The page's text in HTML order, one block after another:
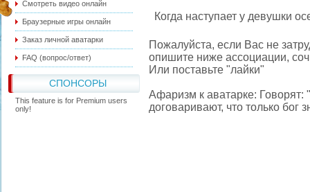
Смотреть видео онлайн
Браузерные игры онлайн
Заказ личной аватарки
FAQ (вопрос/ответ)
СПОНСОРЫ
This feature is for Premium users
only!
Когда наступает у девушки
Пожалуйста, если Вас не
опишите ниже ассоциации,
Или поставьте "лайки"
Афаризм к аватарке: Говорят:
договаривают, что только бог